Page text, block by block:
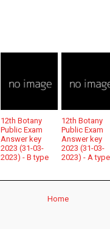
12th Botany
Public Exam
Answer key
2023 (31-03-
2023) - B type
12th Botany
Public Exam
Answer key
2023 (31-03-
2023) - A type
Home